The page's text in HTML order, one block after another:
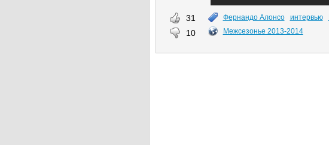
31
10
Фернандо Алонсо интервью
Межсезонье 2013-2014